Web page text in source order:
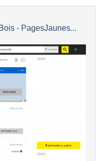
- PagesJaunes...